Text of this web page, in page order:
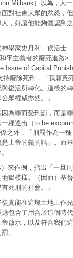
Milbank）以為，人一
對社會大眾的忿怒，但
，好讓他能夠體認到之
學家史丹利．侯活士
平主義者的廢死進路>
Issue of Capital Punish
持廢除死刑，「我願意
復活所轉化。這樣的轉
眾權威亦然。」
為罪而受刑罰，而是罪
種逐出（to be
之外，「刑罰作為一種
上帝的義的話」。而基
來作例，指出「一旦刑
獄模樣。（因而）基督
死刑的社會。」
真能在這塊土地上作光
包含了用合於這個時代
啟示，以及符合我們這
。